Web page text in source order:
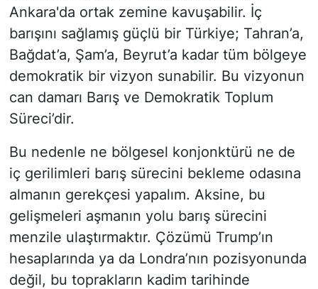
Ankara'da ortak zemine kavuşabilir. İç
barışını sağlamış güçlü bir Türkiye; Tahran’a,
Bağdat’a, Şam’a, Beyrut’a kadar tüm bölgeye
demokratik bir vizyon sunabilir. Bu vizyonun
can damarı Barış ve Demokratik Toplum
Süreci’dir.
Bu nedenle ne bölgesel konjonktürü ne de
iç gerilimleri barış sürecini bekleme odasına
almanın gerekçesi yapalım. Aksine, bu
gelişmeleri aşmanın yolu barış sürecini
menzile ulaştırmaktır. Çözümü Trump’ın
hesaplarında ya da Londra’nın pozisyonunda
değil, bu toprakların kadim tarihinde